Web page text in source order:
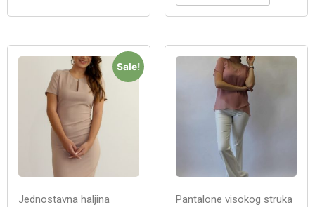
Sale!
Jednostavna haljina Pantalone visokog struka